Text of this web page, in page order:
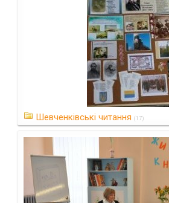
Шевченківські читання (17)